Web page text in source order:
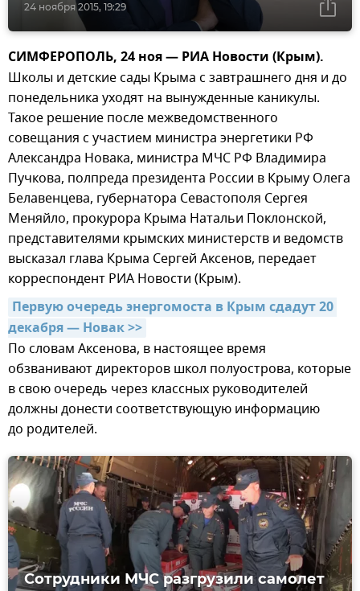
24 ноября 2015, 19:29
СИМФЕРОПОЛЬ, 24 ноя — РИА Новости (Крым).
Школы и детские сады Крыма с завтрашнего дня и до
понедельника уходят на вынужденные каникулы.
Такое решение после межведомственного
совещания с участием министра энергетики РФ
Александра Новака, министра МЧС РФ Владимира
Пучкова, полпреда президента России в Крыму Олега
Белавенцева, губернатора Севастополя Сергея
Меняйло, прокурора Крыма Натальи Поклонской,
представителями крымских министерств и ведомств
высказал глава Крыма Сергей Аксенов, передает
корреспондент РИА Новости (Крым).
Первую очередь энергомоста в Крым сдадут 20
декабря — Новак >>
По словам Аксенова, в настоящее время
обзванивают директоров школ полуострова, которые
в свою очередь через классных руководителей
должны донести соответствующую информацию
до родителей.
Сотрудники МЧС разгрузили самолет